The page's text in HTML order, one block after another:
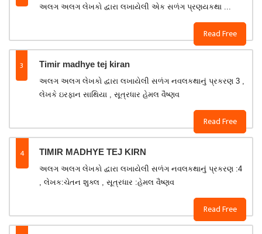
Read Free
અલગ અલગ લેખકો દ્વારા લખાયેલી એક સળંગ પ્રણયકથા ...
3 Timir madhye tej kiran
Read Free
અલગ અલગ લેખકો દ્વારા લખાયેલી સળંગ નવલકથાનું પ્રકરણ 3 ,
લેખકે ઇરફાન સાથિયા , સૂત્રધાર હેમલ વૈષ્ણવ
4 TIMIR MADHYE TEJ KIRN
Read Free
અલગ અલગ લેખકો દ્વારા લખાયેલી સળંગ નવલકથાનું પ્રકરણ :4
, લેખક:ચેતન શુક્લ , સૂત્રધાર :હેમલ વૈષ્ણવ